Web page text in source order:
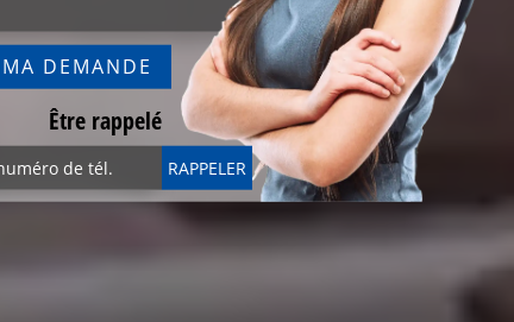
Être rappelé